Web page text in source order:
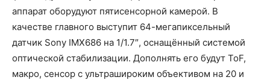
аппарат оборудуют пятисенсорной камерой. В
качестве главного выступит 64-мегапиксельный
датчик Sony IMX686 на 1/1.7″, оснащённый системой
оптической стабилизации. Дополнять его будут ToF,
макро, сенсор с ультрашироким объективом на 20 и